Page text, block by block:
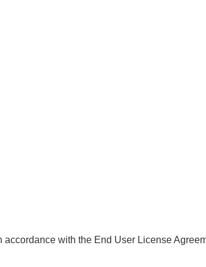
with the End User License